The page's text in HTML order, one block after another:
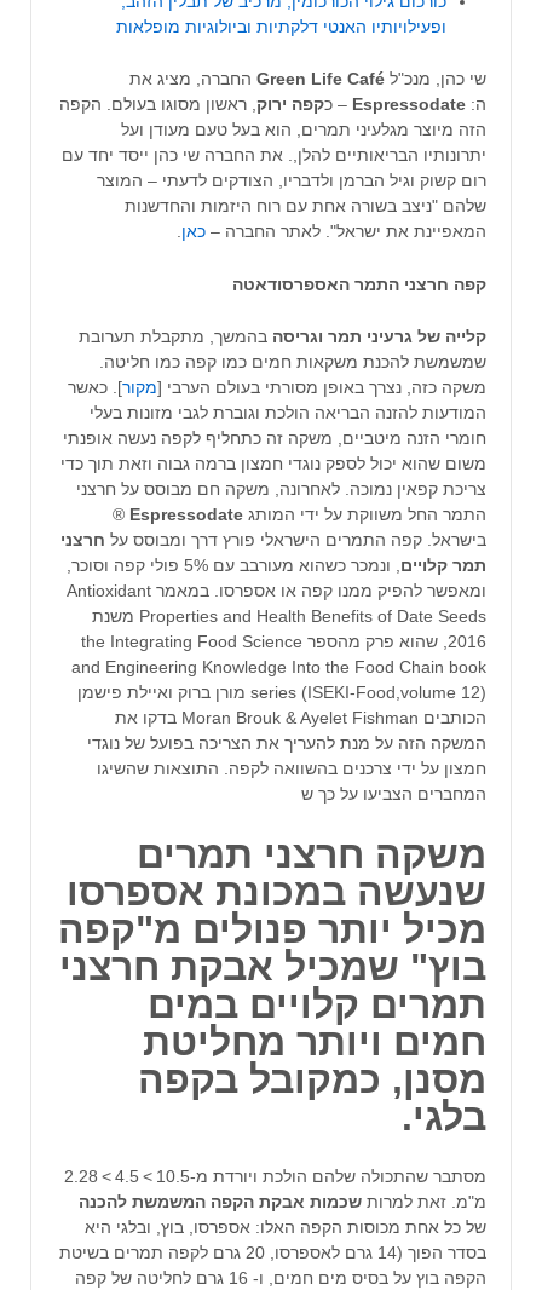
ופעילויותיו האנטי דלקתיות וביולוגיות מופלאות
שי כהן, מנכ"ל Green Life Café החברה, מציג את
ה: Espressodate – כקפה ירוק, ראשון מסוגו בעולם. הקפה
הזה מיוצר מגלעיני תמרים, הוא בעל טעם מעודן ועל
יתרונותיו הבריאותיים להלן,. את החברה שי כהן ייסד יחד עם
רום קשוק וגיל הברמן ולדבריו, הצודקים לדעתי – המוצר
שלהם "ניצב בשורה אחת עם רוח היזמות והחדשנות
המאפיינת את ישראל". לאתר החברה – כאן.
קפה חרצני התמר האספרסודאטה
קלייה של גרעיני תמר וגריסה בהמשך, מתקבלת תערובת
שמשמשת להכנת משקאות חמים כמו קפה כמו חליטה.
משקה כזה, נצרך באופן מסורתי בעולם הערבי [מקור]. כאשר
המודעות להזנה הבריאה הולכת וגוברת לגבי מזונות בעלי
חומרי הזנה מיטביים, משקה זה כתחליף לקפה נעשה אופנתי
משום שהוא יכול לספק נוגדי חמצון ברמה גבוה וזאת תוך כדי
צריכת קפאין נמוכה. לאחרונה, משקה חם מבוסס על חרצני
התמר החל משווקת על ידי המותג Espressodate
®
בישראל. קפה התמרים הישראלי פורץ דרך ומבוסס על חרצני
תמר קלויים
, ונמכר כשהוא מעורבב עם 5% פולי קפה וסוכר,
ומאפשר להפיק ממנו קפה או אספרסו. במאמר Antioxidant
Properties and Health Benefits of Date Seeds משנת
2016, שהוא פרק מהספר the Integrating Food Science
and Engineering Knowledge Into the Food Chain book
series (ISEKI-Food,volume 12) מורן ברוק ואיילת פישמן
הכותבים Moran Brouk & Ayelet Fishman בדקו את
המשקה הזה על מנת להעריך את הצריכה בפועל של נוגדי
חמצון על ידי צרכנים בהשוואה לקפה. התוצאות שהשיגו
המחברים הצביעו על כך ש
משקה חרצני תמרים
שנעשה במכונת אספרסו
מכיל יותר פנולים מ"קפה
בוץ" שמכיל אבקת חרצני
תמרים קלויים במים
חמים ויותר מחליטת
מסנן, כמקובל בקפה
בלגי.
מסתבר שהתכולה שלהם הולכת ויורדת מ-10.5 > 4.5 > 2.28
מ"מ. זאת למרות שכמות אבקת הקפה המשמשת להכנה
של כל אחת מכוסות הקפה האלו: אספרסו, בוץ, ובלגי היא
בסדר הפוך (14 גרם לאספרסו, 20 גרם לקפה תמרים בשיטת
הקפה בוץ על בסיס מים חמים, ו- 16 גרם לחליטה של קפה